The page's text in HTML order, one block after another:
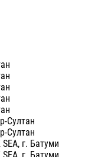
Султан
Султан
SEA, г. Батуми
SEA, г. Батуми